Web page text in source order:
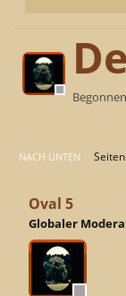
NACH UNTEN Seiten
Oval 5
Globaler